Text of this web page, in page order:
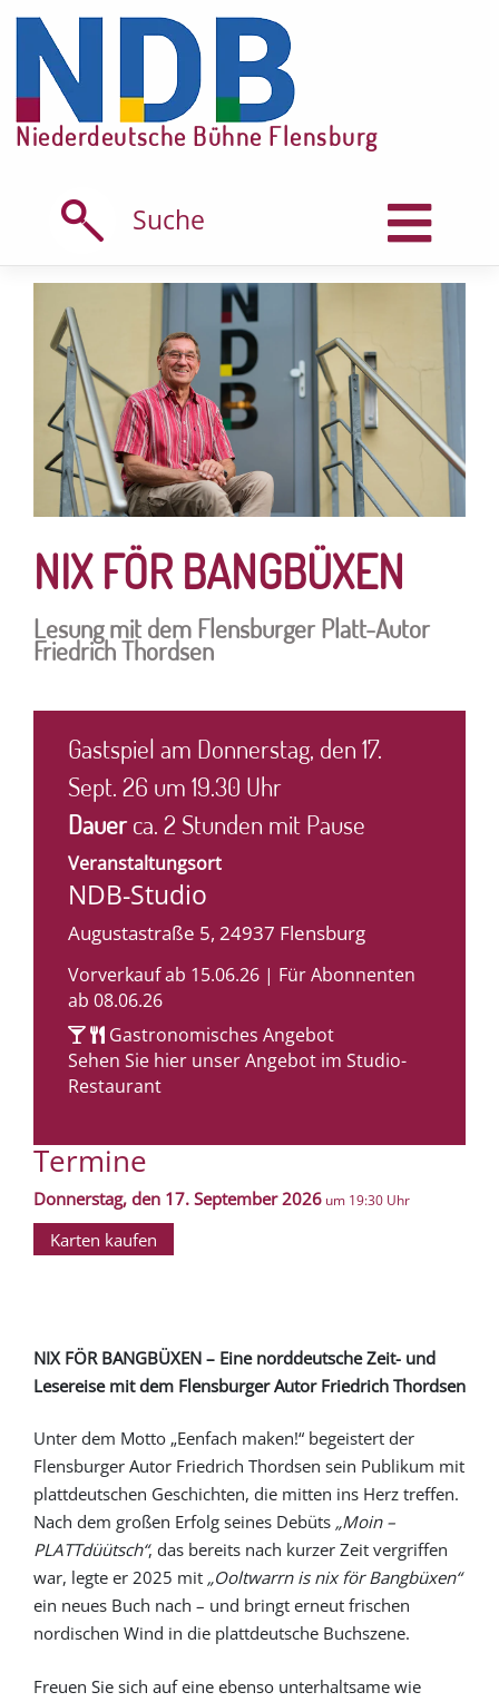
Skip
content
Niederdeutsche Bühne Flensburg
Suche
NIX FÖR BANGBÜXEN
Lesung mit dem Flensburger Platt-Autor
Friedrich Thordsen
Gastspiel am Donnerstag, den 17.
Sept. 26 um 19.30 Uhr
Dauerca. 2 Stunden mit Pause
Veranstaltungsort
NDB-Studio
Augustastraße 5, 24937 Flensburg
Vorverkauf ab 15.06.26 | Für Abonnenten
ab 08.06.26
Gastronomisches Angebot
Sehen Sie hier unser Angebot im Studio-
Restaurant
Termine
Donnerstag, den 17. September 2026 um 19:30 Uhr
Karten kaufen
NIX FÖR BANGBÜXEN – Eine norddeutsche Zeit- und
Lesereise mit dem Flensburger Autor Friedrich Thordsen
Unter dem Motto „Eenfach maken!“ begeistert der
Flensburger Autor Friedrich Thordsen sein Publikum mit
plattdeutschen Geschichten, die mitten ins Herz treffen.
Nach dem großen Erfolg seines Debüts „Moin –
PLATTdüütsch“, das bereits nach kurzer Zeit vergriffen
war, legte er 2025 mit „Ooltwarrn is nix för Bangbüxen“
ein neues Buch nach – und bringt erneut frischen
nordischen Wind in die plattdeutsche Buchszene.
Freuen Sie sich auf eine ebenso unterhaltsame wie